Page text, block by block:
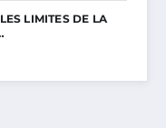
LIMITES DE LA